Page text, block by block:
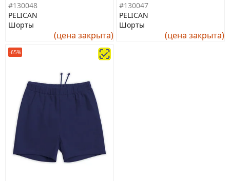
#130048
PELICAN
Шорты
(цена закрыта)
#130047
PELICAN
Шорты
(цена закрыта)
-65%